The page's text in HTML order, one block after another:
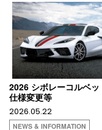
2026 シボレーコルベ
仕様変更等
2026.05.22
NEWS & INFORMATION